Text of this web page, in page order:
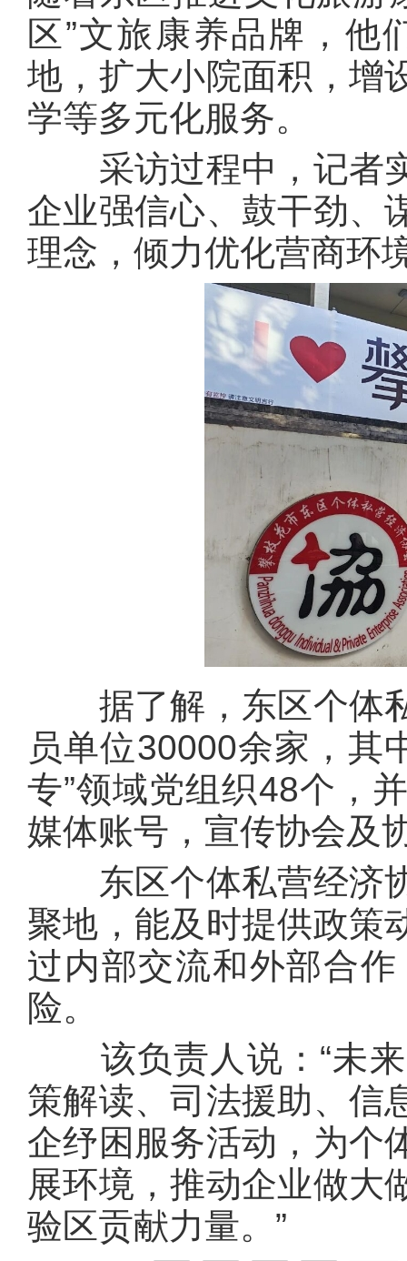
区”文旅康养品牌，他
地，扩大小院面积，增
学等多元化服务。
采访过程中，记者实
企业强信心、鼓干劲、
理念，倾力优化营商环
据了解，东区个体私
员单位30000余家，其
专”领域党组织48个，
媒体账号，宣传协会及
东区个体私营经济协
聚地，能及时提供政策
过内部交流和外部合
险。
该负责人说：“未来
策解读、司法援助、信
企纾困服务活动，为个
展环境，推动企业做大
验区贡献力量。”